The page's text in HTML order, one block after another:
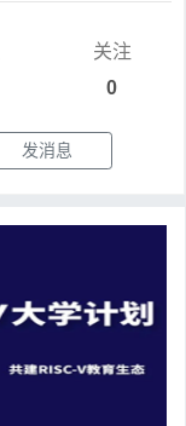
关注
0
发消息